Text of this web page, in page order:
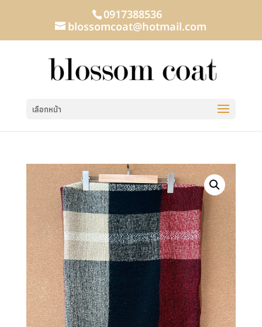
0917388536
blossomcoat@hotmail.com
เลือกหน้า